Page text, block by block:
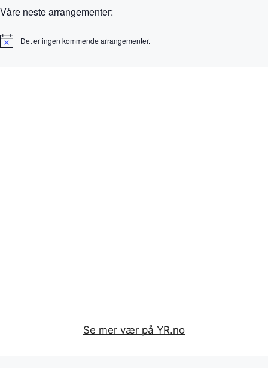
Våre neste arrangementer:
M
Det er ingen kommende arrangementer.
Se mer vær på YR.no